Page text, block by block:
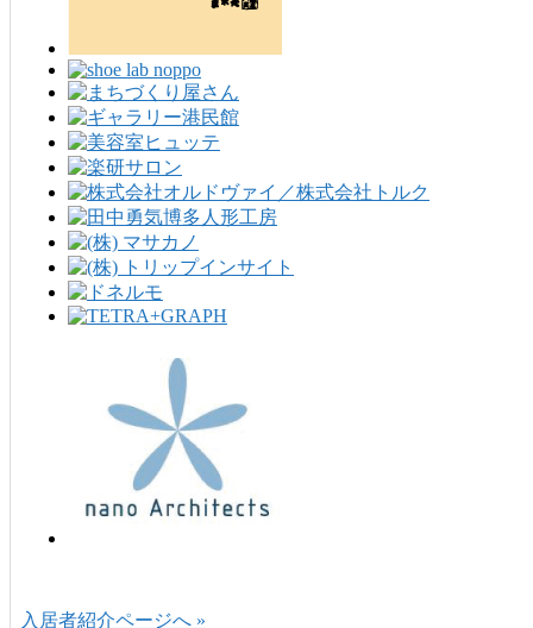
入居者紹介ページへ »